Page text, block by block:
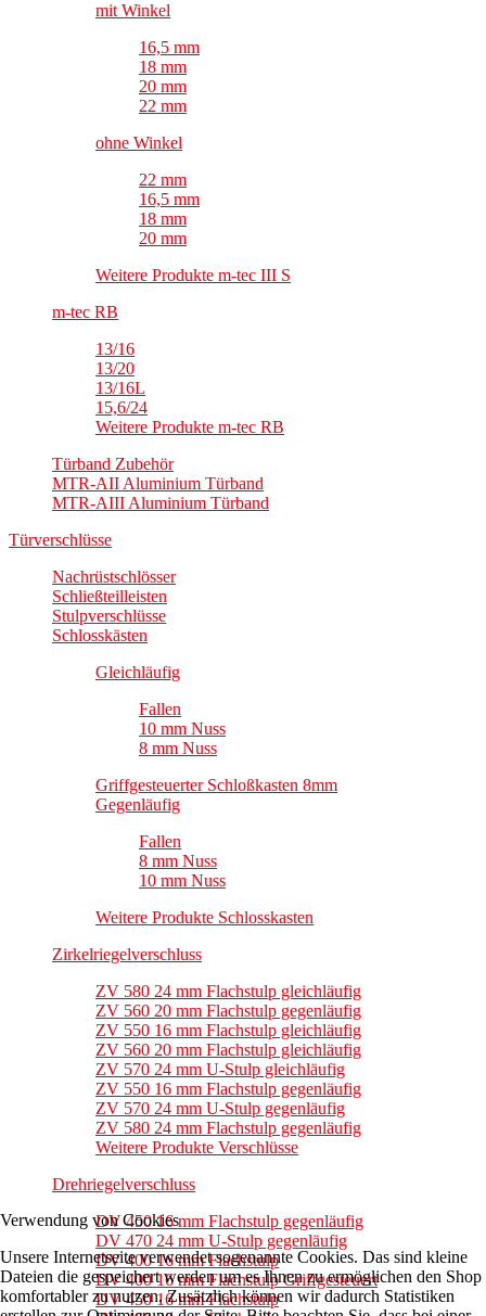
mit Winkel
16,5 mm
18 mm
20 mm
22 mm
ohne Winkel
22 mm
16,5 mm
18 mm
20 mm
Weitere Produkte m-tec III S
m-tec RB
13/16
13/20
13/16L
15,6/24
Weitere Produkte m-tec RB
Türband Zubehör
MTR-AII Aluminium Türband
MTR-AIII Aluminium Türband
Türverschlüsse
Nachrüstschlösser
Schließteilleisten
Stulpverschlüsse
Schlosskästen
Gleichläufig
Fallen
10 mm Nuss
8 mm Nuss
Griffgesteuerter Schloßkasten 8mm
Gegenläufig
Fallen
8 mm Nuss
10 mm Nuss
Weitere Produkte Schlosskasten
Zirkelriegelverschluss
ZV 580 24 mm Flachstulp gleichläufig
ZV 560 20 mm Flachstulp gegenläufig
ZV 550 16 mm Flachstulp gleichläufig
ZV 560 20 mm Flachstulp gleichläufig
ZV 570 24 mm U-Stulp gleichläufig
ZV 550 16 mm Flachstulp gegenläufig
ZV 570 24 mm U-Stulp gegenläufig
ZV 580 24 mm Flachstulp gegenläufig
Weitere Produkte Verschlüsse
Drehriegelverschluss
DV 450 16 mm Flachstulp gegenläufig
DV 470 24 mm U-Stulp gegenläufig
DV 400 16 mm Flachstulp
DV 400 16 mm Flachstulp Griffgesteuert
DV 450 16 mm Flachstulp
Verwendung von Cookies
Unsere Internetseite verwendet sogenannte Cookies. Das sind kleine
Dateien die gespeichert werden um es Ihnen zu ermöglichen den Shop
komfortabler zu nutzen. Zusätzlich können wir dadurch Statistiken